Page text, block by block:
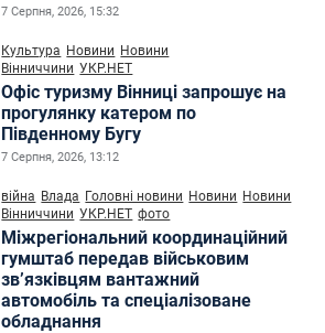
7 Серпня, 2026, 15:32
Культура Новини Новини
Вінниччини УКР.НЕТ
Офіс туризму Вінниці запрошує на
прогулянку катером по
Південному Бугу
7 Серпня, 2026, 13:12
війна Влада Головні новини Новини Новини
Вінниччини УКР.НЕТ фото
Міжрегіональний координаційний
гумштаб передав військовим
зв’язківцям вантажний
автомобіль та спеціалізоване
обладнання